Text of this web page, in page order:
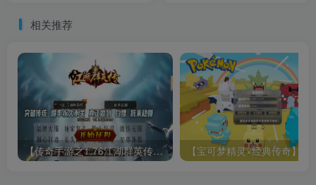
相关推荐
【传奇手游之1.76江湖群英传白猪3免授权版】三职业复古特色战神引擎传奇手游-最新打包Win服务端源码视频架设教程-新版GM多功能网页授权物品后台-GM直冲网页后台-安卓苹果IOS双端版本！